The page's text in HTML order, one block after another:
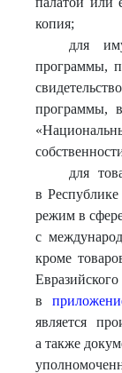
копия;
для
программы,
программы,
для
в Республике
режим в
с
кроме
в
является
а также